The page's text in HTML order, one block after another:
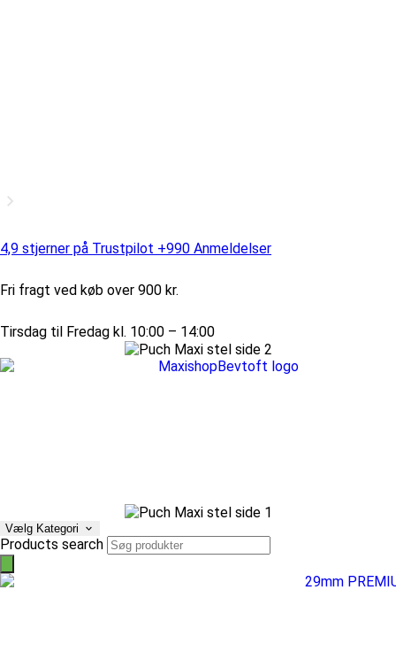
4,9 stjerner på Trustpilot +990 Anmeldelser
Fri fragt ved køb over 900 kr.
Tirsdag til Fredag kl. 10:00 – 14:00
Vælg Kategori
Products search